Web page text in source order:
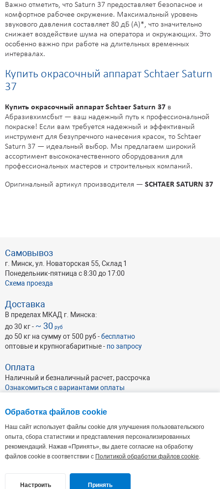
Важно отметить, что Saturn 37 предоставляет безопасное и
комфортное рабочее окружение. Максимальный уровень
звукового давления составляет 80 дБ (А)*, что значительно
снижает воздействие шума на оператора и окружающих. Это
особенно важно при работе на длительных временных
интервалах.
Купить окрасочный аппарат Schtaer Saturn
37
Купить окрасочный аппарат Schtaer Saturn 37 в
Абразивхимсбыт — ваш надежный путь к профессиональной
покраске! Если вам требуется надежный и эффективный
инструмент для безупречного нанесения красок, то Schtaer
Saturn 37 — идеальный выбор. Мы предлагаем широкий
ассортимент высококачественного оборудования для
профессиональных мастеров и строительных компаний.
Оригинальный артикул производителя — SCHTAER SATURN 37
Самовывоз
г. Минск, ул. Новаторская 55, Склад 1
Понедельник-пятница с 8:30 до 17:00
Схема проезда
Доставка
В пределах МКАД г. Минска:
до 30 кг - ~ 30 руб
до 50 кг на сумму от 500 руб -бесплатно
оптовые и крупногабаритные - по запросу
Оплата
Наличный и безналичный расчет, рассрочка
Ознакомиться с вариантами оплаты
ОАО Абразивхимсбыт , УНП 191046462
Республика Беларусь, г. Минск, ул. Кульман 35А, пом. 7 (4-й этаж),220100
+375 17 338-44-44(66-66)
+375 29 112-20-13
+375 29 112-30-13
Обработка файлов cookie
Наш сайт использует файлы cookie для улучшения пользовательского
опыта, сбора статистики и представления персонализированных
рекомендаций. Нажав «Принять», вы даете согласие на обработку
файлов cookie в соответствии с Политикой обработки файлов cookie.
Настроить Принять